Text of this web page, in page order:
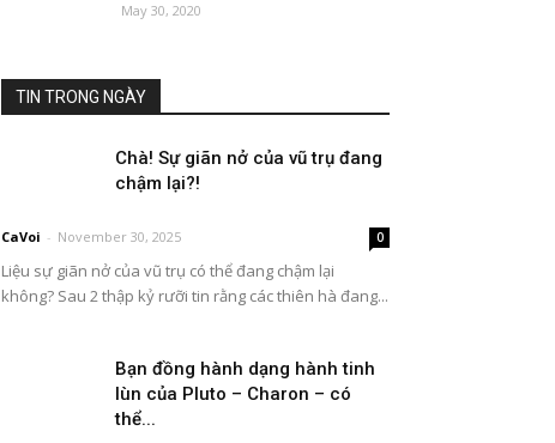
May 30, 2020
TIN TRONG NGÀY
Chà! Sự giãn nở của vũ trụ đang
chậm lại?!
CaVoi - November 30, 2025 0
Liệu sự giãn nở của vũ trụ có thể đang chậm lại
không? Sau 2 thập kỷ rưỡi tin rằng các thiên hà đang...
Bạn đồng hành dạng hành tinh
lùn của Pluto – Charon – có
thể...